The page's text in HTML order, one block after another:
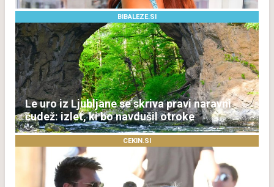
BIBALEZE.SI
Le uro iz Ljubljane se skriva pravi naravni
čudež: izlet, ki bo navdušil otroke
CEKIN.SI